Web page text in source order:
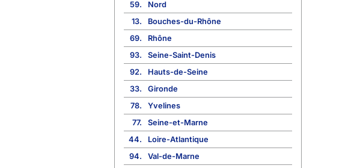
59.
Nord
13.
Bouches-du-Rhône
69.
Rhône
93.
Seine-Saint-Denis
92.
Hauts-de-Seine
33.
Gironde
78.
Yvelines
77.
Seine-et-Marne
44.
Loire-Atlantique
94.
Val-de-Marne